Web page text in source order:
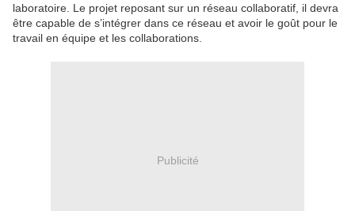
laboratoire. Le projet reposant sur un réseau collaboratif, il devra
être capable de s’intégrer dans ce réseau et avoir le goût pour le
travail en équipe et les collaborations.
Publicité